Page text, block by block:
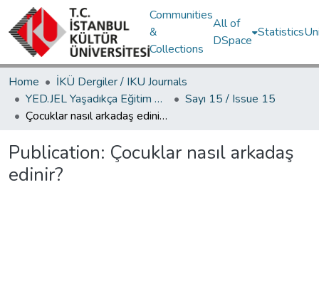
Communities
&
Collections
All of
DSpace
Statistics
Home
İKÜ Dergiler / IKU Journals
YED.JEL Yaşadıkça Eğitim Dergisi / Journal of Education For Life
Sayı 15 / Issue 15
Çocuklar nasıl arkadaş edinir?
Publication: Çocuklar nasıl arkadaş
edinir?